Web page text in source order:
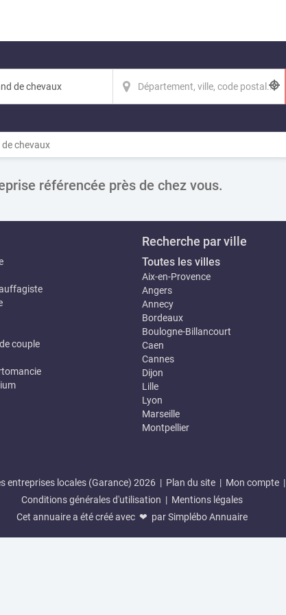
chevaux
référencée près de chez vous.
couple
Recherche par ville
Toutes les villes
Aix-en-Provence
Angers
Annecy
Bordeaux
Boulogne-Billancourt
Caen
Cannes
Dijon
Lille
Lyon
Marseille
Montpellier
entreprises locales (Garance) 2026 | Plan du site| Mon compte|
Conditions générales d'utilisation | Mentions légales
Cet annuaire a été créé avec ❤ parSimplébo Annuaire